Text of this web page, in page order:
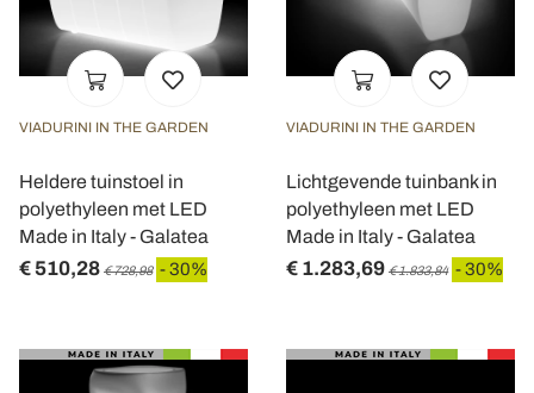
VIADURINI IN THE GARDEN
Heldere tuinstoel in
polyethyleen met LED
Made in Italy - Galatea
€ 510,28 € 728,98 - 30%
VIADURINI IN THE GARDEN
Lichtgevende tuinbank in
polyethyleen met LED
Made in Italy - Galatea
€ 1.283,69 € 1.833,84 - 30%